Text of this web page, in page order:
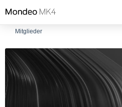
Mitglieder